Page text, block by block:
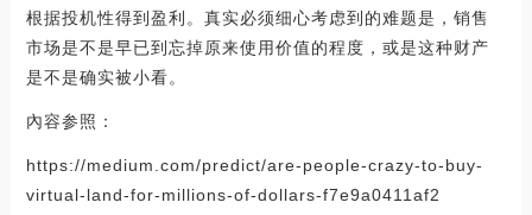
根据投机性得到盈利。真实必须细心考虑到的难题是，销售
市场是不是早已到忘掉原来使用价值的程度，或是这种财产
是不是确实被小看。
內容参照：
https://medium.com/predict/are-people-crazy-to-buy-
virtual-land-for-millions-of-dollars-f7e9a0411af2